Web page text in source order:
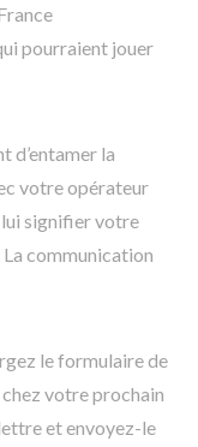
pourraient jouer
d’entamer la
votre opérateur
lui signifier votre
communication
le formulaire de
votre prochain
et envoyez-le